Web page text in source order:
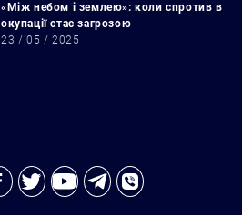
«Між небом і землею»: коли спротив в
окупації стає загрозою
23 / 05 / 2025